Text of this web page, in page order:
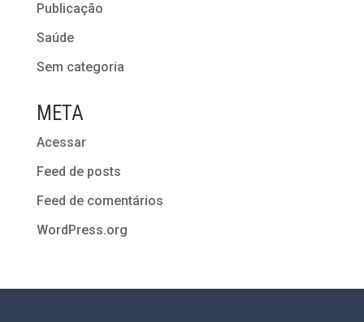
Publicação
Saúde
Sem categoria
META
Acessar
Feed de posts
Feed de comentários
WordPress.org